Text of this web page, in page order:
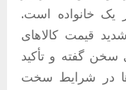
یک خانواده است.
قیمت کالاهای
گفته و تأکید
در شرایط سخت